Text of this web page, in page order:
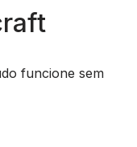
funcione sem